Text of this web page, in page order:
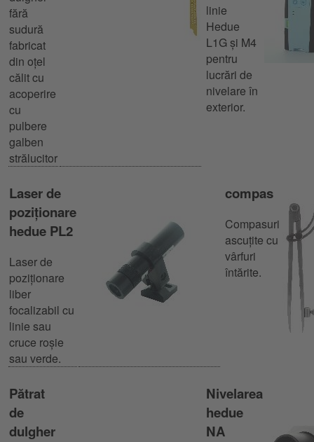
fără
sudură
fabricat
din oțel
călit cu
acoperire
cu
pulbere
galben
strălucitor
linie
Hedue
L1G și M4
pentru
lucrări de
nivelare în
exterior.
Laser de
poziționare
hedue PL2
Laser de
poziționare
liber
focalizabil cu
linie sau
cruce roșie
sau verde.
compas
Compasuri
ascuțite cu
vârfuri
întărite.
Pătrat
de
dulgher
Nivelarea
hedue
NA